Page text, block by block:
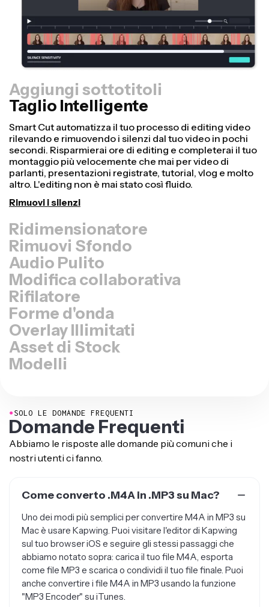
Aggiungi sottotitoli
Taglio Intelligente
Ridimensionatore
Riutilizza i video più velocemente e rendili più
professionali con la nostra funzione Resize Canvas! In
pochi clic, puoi prendere un singolo video e adattarlo
alle dimensioni giuste per ogni altra piattaforma, che sia
TikTok, YouTube, Instagram, Twitter, Linkedin o qualsiasi
altro posto.
Rimuovi Sfondo
Audio Pulito
Modifica collaborativa
Rifilatore
Forme d'onda
Overlay Illimitati
Asset di Stock
Modelli
●SOLO LE DOMANDE FREQUENTI
Domande Frequenti
Abbiamo le risposte alle domande più comuni che i
nostri utenti ci fanno.
Come converto .M4A in .MP3 su Mac?
Uno dei modi più semplici per convertire M4A in MP3 su
Mac è usare Kapwing. Puoi visitare l'editor di Kapwing
sul tuo browser iOS e seguire gli stessi passaggi che
abbiamo notato sopra: carica il tuo file M4A, esporta
come file MP3 e scarica o condividi il tuo file finale. Puoi
anche convertire i file M4A in MP3 usando la funzione
"MP3 Encoder" su iTunes.